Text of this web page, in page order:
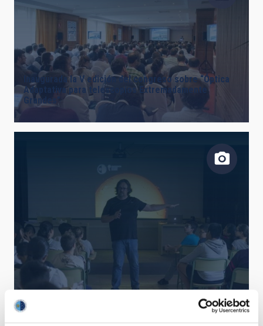
Inaugurada la V edición del congreso sobre “Óptica
Adaptativa para telescopios Extremadamente
Grandes”